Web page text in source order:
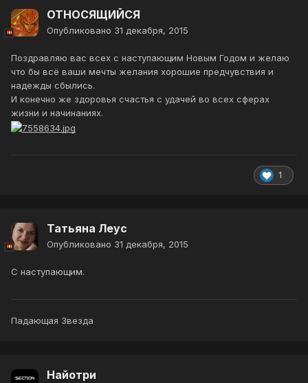
ОТНОСЯЩИЙСЯ
Опубликовано 31 декабря, 2015
Поздравляю вас всех с наступающим Новым Годом и желаю
что бы всё ваши мечты желания хорошие предчувствия и
надежды сбылись.
И конечно же здоровья счастья с удачей во всех сферах
жизни и начинаниях.
1
Татьяна Леус
Опубликовано 31 декабря, 2015
С наступающим.
Падающая Звезда
Найотри